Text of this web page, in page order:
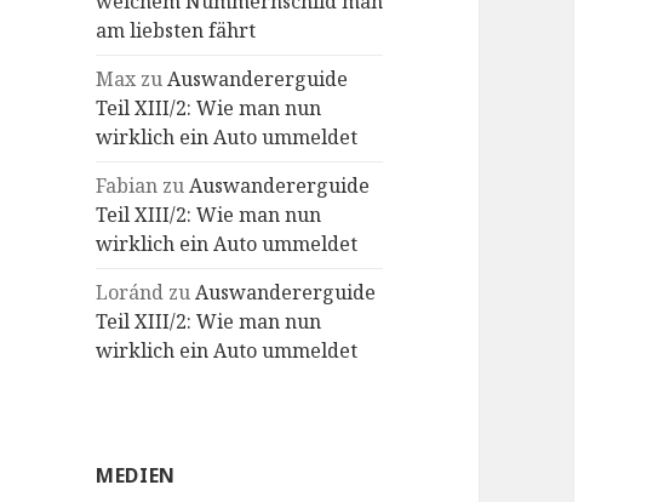
am liebsten fährt
Max zuAuswandererguide
Teil XIII/2: Wie man nun
wirklich ein Auto ummeldet
Fabian zuAuswandererguide
Teil XIII/2: Wie man nun
wirklich ein Auto ummeldet
Loránd zuAuswandererguide
Teil XIII/2: Wie man nun
wirklich ein Auto ummeldet
MEDIEN